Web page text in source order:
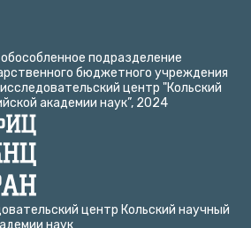
подразделение
бюджетного учреждения
центр "Кольский
академии наук”, 2024
центр Кольский научный